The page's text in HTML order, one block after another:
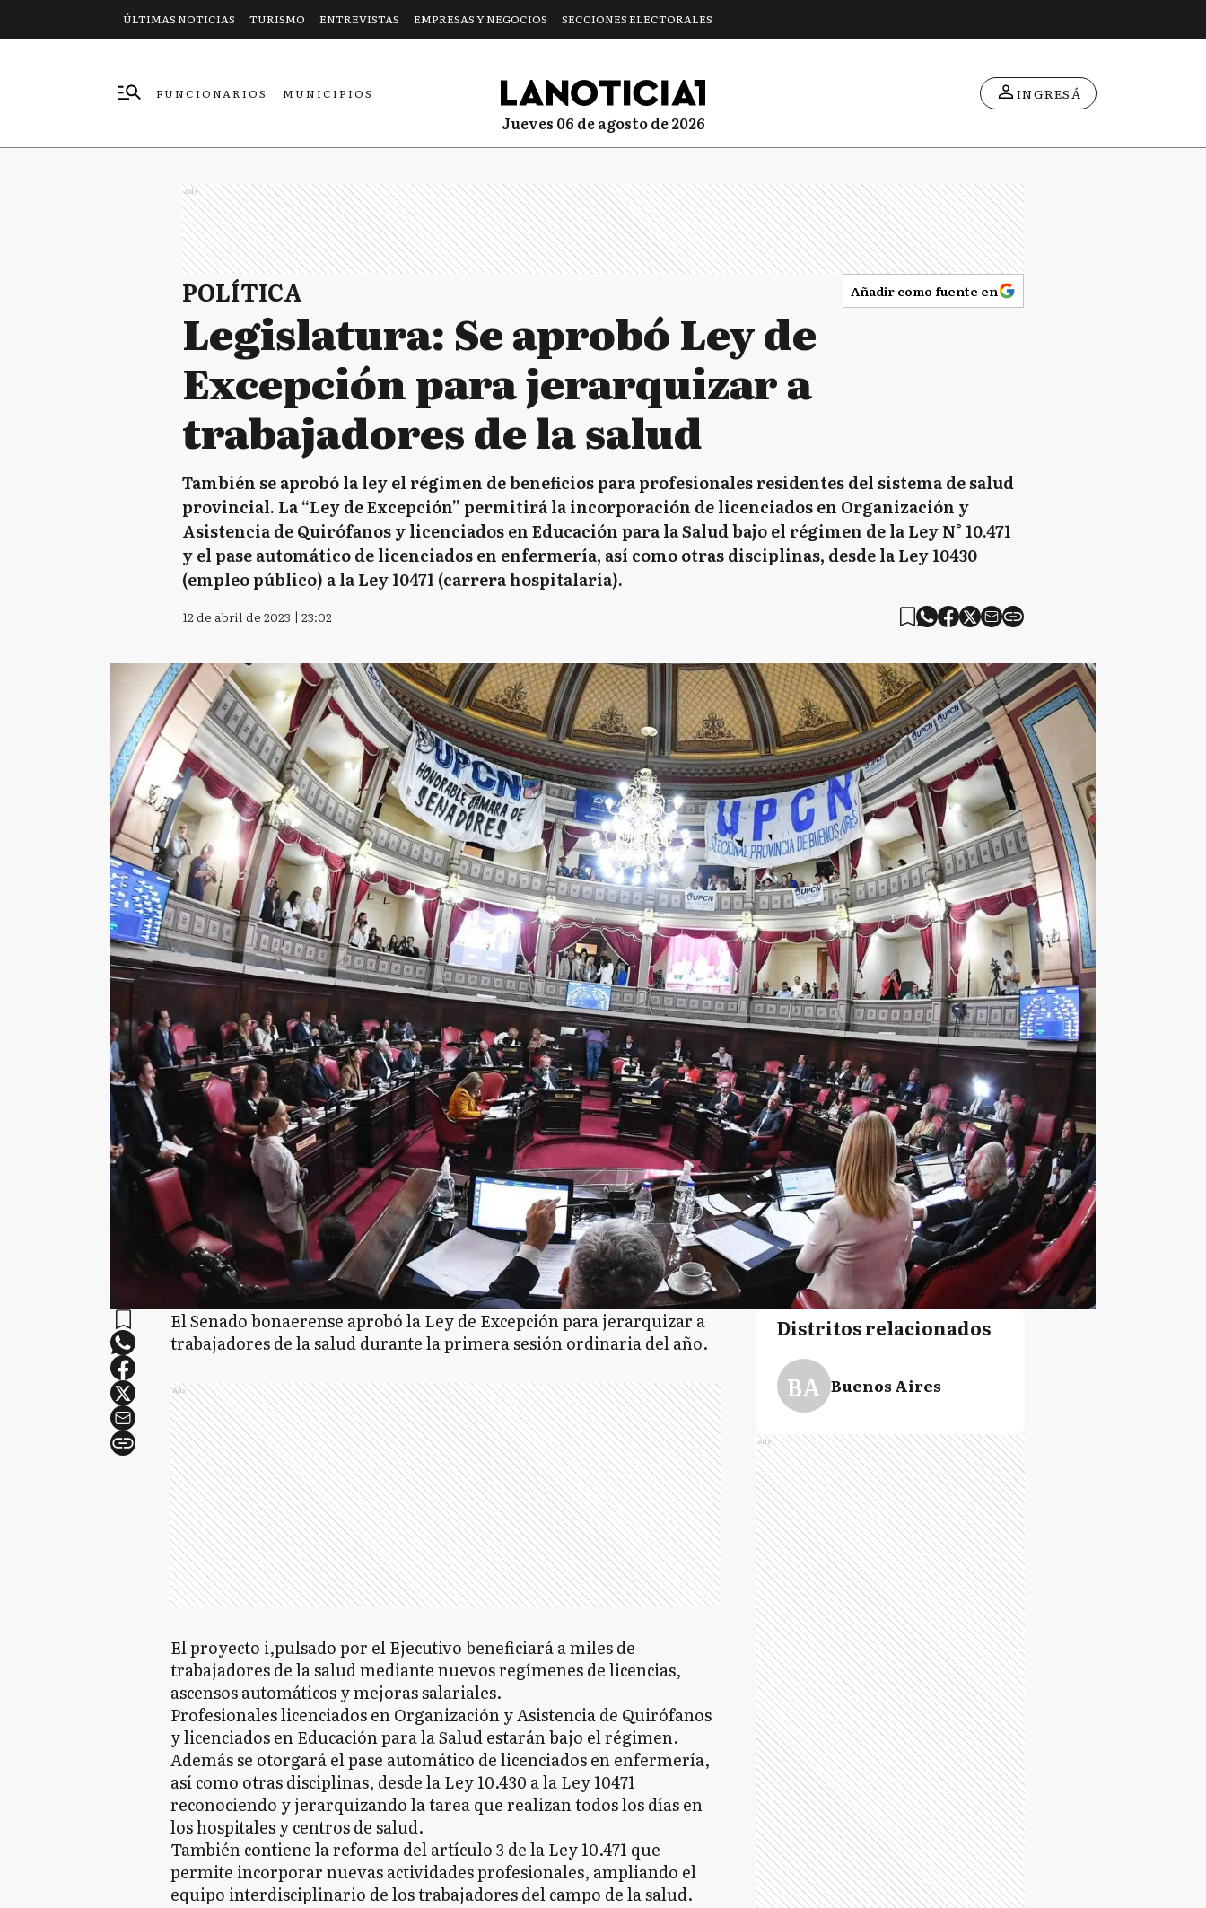
ÚLTIMAS NOTICIAS TURISMO ENTREVISTAS EMPRESAS Y NEGOCIOS SECCIONES ELECTORALES
FUNCIONARIOS
MUNICIPIOS
jueves 06 de agosto de 2026
INGRESÁ
Ads
POLÍTICA Añadir como fuente en
Legislatura: Se aprobó Ley de
Excepción para jerarquizar a
trabajadores de la salud
También se aprobó la ley el régimen de beneficios para profesionales residentes del sistema de salud
provincial. La “Ley de Excepción” permitirá la incorporación de licenciados en Organización y
Asistencia de Quirófanos y licenciados en Educación para la Salud bajo el régimen de la Ley N° 10.471
y el pase automático de licenciados en enfermería, así como otras disciplinas, desde la Ley 10430
(empleo público) a la Ley 10471 (carrera hospitalaria).
12 de abril de 2023 | 23:02
El Senado bonaerense aprobó la Ley de Excepción para jerarquizar a
trabajadores de la salud durante la primera sesión ordinaria del año.
Ads
El proyecto i,pulsado por el Ejecutivo beneficiará a miles de
trabajadores de la salud mediante nuevos regímenes de licencias,
ascensos automáticos y mejoras salariales.
Profesionales licenciados en Organización y Asistencia de Quirófanos
y licenciados en Educación para la Salud estarán bajo el régimen.
Además se otorgará el pase automático de licenciados en enfermería,
así como otras disciplinas, desde la Ley 10.430 a la Ley 10471
reconociendo y jerarquizando la tarea que realizan todos los días en
los hospitales y centros de salud.
También contiene la reforma del artículo 3 de la Ley 10.471 que
permite incorporar nuevas actividades profesionales, ampliando el
equipo interdisciplinario de los trabajadores del campo de la salud.
Distritos relacionados
BA Buenos Aires
Ads